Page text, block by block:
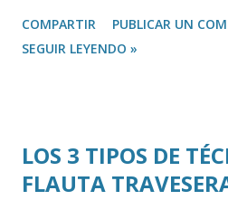
técnica instrumental se divide en
RESPIRACIÓN SONIDO
equilibrada. De nada nos servirá
velocidades de vértigo si nuestro
COMPARTIR
PUBLICAR UN
SEGUIR LEYENDO »
LOS 3 TIPOS DE
FLAUTA